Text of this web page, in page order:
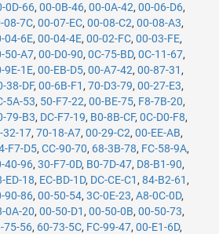
0D-66, 00-0B-46, 00-0A-42, 00-06-D6,
08-7C, 00-07-EC, 00-08-C2, 00-08-A3,
04-6E, 00-04-4E, 00-02-FC, 00-03-FE,
50-A7, 00-D0-90, 0C-75-BD, 0C-11-67,
9E-1E, 00-EB-D5, 00-A7-42, 00-87-31 ,
38-DF, 00-6B-F1 , 70-D3-79, 00-27-E3,
5A-53, 50-F7-22, 00-BE-75, F8-7B-20,
79-B3, DC-F7-19, B0-8B-CF, 0C-D0-F8,
32-17, 70-18-A7, 00-29-C2, 00-EE-AB,
F7-D5, CC-90-70, 68-3B-78, FC-58-9A,
40-96, 30-F7-0D, B0-7D-47, D8-B1-90,
ED-18, EC-BD-1D, DC-CE-C1 , 84-B2-61 ,
90-86, 00-50-54, 3C-0E-23, A8-0C-0D,
0A-20, 00-50-D1 , 00-50-0B, 00-50-73,
75-56, 60-73-5C, FC-99-47, 00-E1-6D,